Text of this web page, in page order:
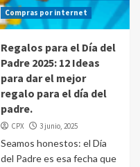
Compras por internet
Regalos para el Día del
Padre 2025: 12 Ideas
para dar el mejor
regalo para el día del
padre.
CPX 3 junio, 2025
Seamos honestos: el Día
del Padre es esa fecha que